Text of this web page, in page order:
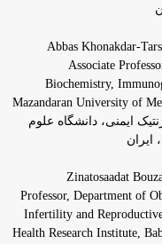
Associate
Biochemistry,
Mazandaran University of
ایمنی، دانشگاه علوم
Professor, Department of
Infertility and
Health Research Institute,